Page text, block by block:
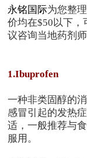
永铭国际为您整
价均在$50以下，
议咨询当地药剂师
1.Ibuprofen
一种非类固醇的
感冒引起的发热
适，一般推荐与
服用。